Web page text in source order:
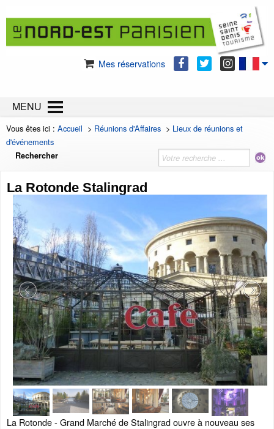
Mes réservations
MENU
Vous êtes ici : Accueil > Réunions d'Affaires > Lieux de réunions et
d'événements
Rechercher
La Rotonde Stalingrad
La Rotonde - Grand Marché de Stalingrad ouvre à nouveau ses